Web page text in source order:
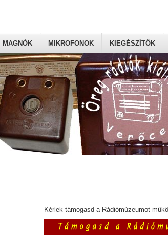
MAGNÓK MIKROFONOK KIEGÉSZÍTŐK
Kérlek támogasd a Rádiómúzeumot